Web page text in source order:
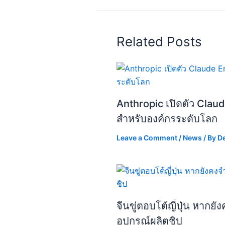
Related Posts
Anthropic เปิดตัว
สำหรับองค์กรระดับโลก
Leave a Comment / News / By
จีนขู่ตอบโต้ญี่ปุ่น หากยัง
อุปกรณ์ผลิตชิป